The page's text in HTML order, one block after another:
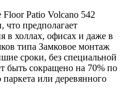
Patio Volcano 542
что предполагает
в холлах, офисах и даже в
типа Замковое монтаж
сроки, без специальной
быть сокращено на 70% по
или деревянного